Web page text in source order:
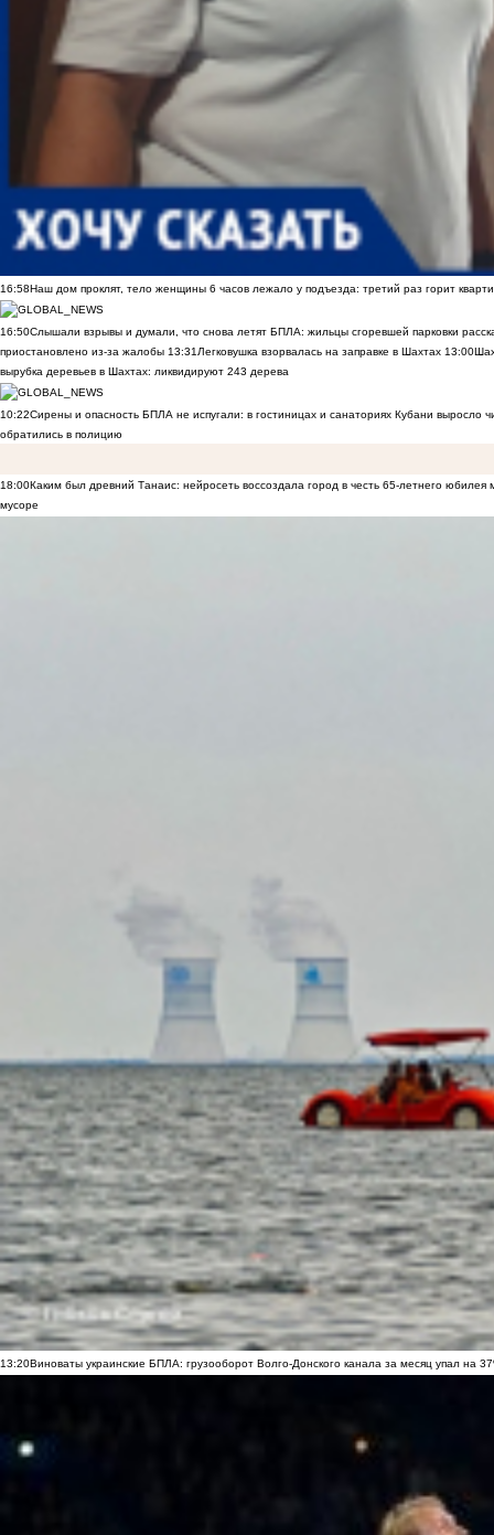
16:58Наш дом проклят, тело женщины 6 часов лежало у подъезда: третий раз горит
16:50Слышали взрывы и думали, что снова летят БПЛА: жильцы сгоревшей парковки
приостановлено из-за жалобы 13:31Легковушка взорвалась на заправке в Шахтах 13:00
вырубка деревьев в Шахтах: ликвидируют 243 дерева
10:22Сирены и опасность БПЛА не испугали: в гостиницах и санаториях Кубани выросло
обратились в полицию
18:00Каким был древний Танаис: нейросеть воссоздала город в честь 65-летнего юбилея
мусоре
13:20Виноваты украинские БПЛА: грузооборот Волго-Донского канала за месяц упал на